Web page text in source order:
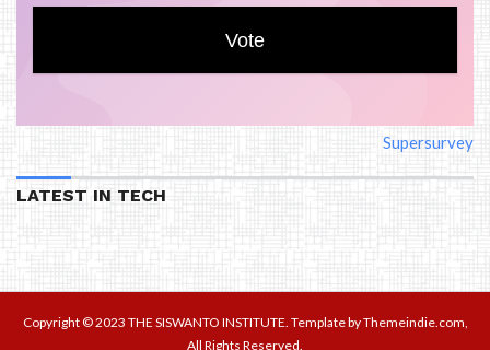
Supersurvey
LATEST IN TECH
Copyright ©2023 THE SISWANTO INSTITUTE. Template byThemeindie.com,
All Rights Reserved.